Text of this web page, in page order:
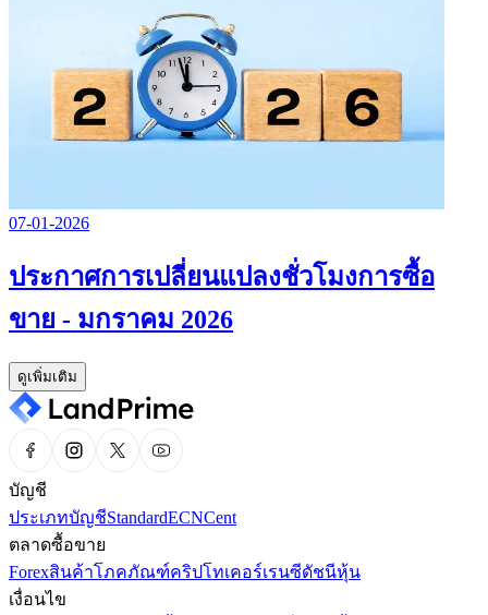
07-01-2026
ประกาศการเปลี่ยนแปลงชั่วโมงการซื้อ
ขาย - มกราคม 2026
ดูเพิ่มเติม
บัญชี
ประเภทบัญชีStandardECNCent
ตลาดซื้อขาย
Forexสินค้าโภคภัณฑ์คริปโทเคอร์เรนซีดัชนีหุ้น
เงื่อนไข